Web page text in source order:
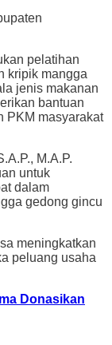
pelatihan
kripik mangga
jenis makanan
bantuan
PKM masyarakat
M.A.P.
untuk
dalam
gedong gincu
meningkatkan
peluang usaha
Donasikan